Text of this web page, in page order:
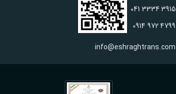
041 33343915
0914 9724799
info@eshraghtrans.com